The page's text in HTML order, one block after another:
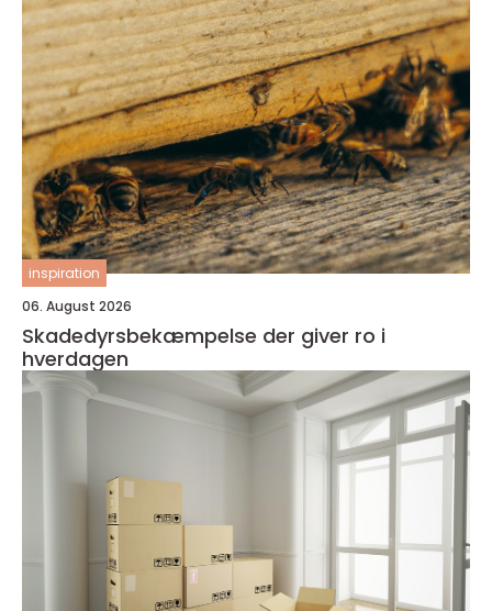
inspiration
06. August 2026
Skadedyrsbekæmpelse der giver ro i
hverdagen